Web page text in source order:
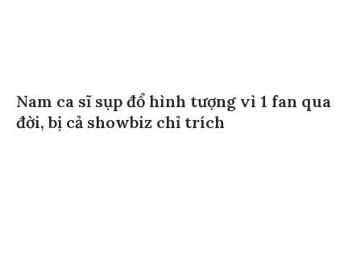
Nam ca sĩ sụp đổ hình tượng vì 1 fan qua
đời, bị cả showbiz chỉ trích